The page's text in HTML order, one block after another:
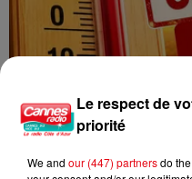
°C...
Le respect de
priorité
We and our (447) partnersdo